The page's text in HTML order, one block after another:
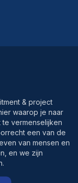
& project
waarop je naar
vermenselijken
een van de
van mensen en
en we zijn